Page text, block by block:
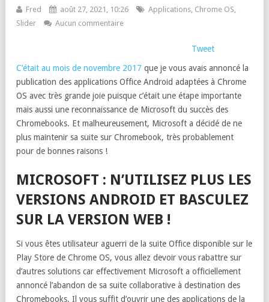
Fred août 27, 2021, 10:26 Applications, Chrome OS,
Slider
Aucun commentaire
Tweet
C’était au mois de novembre 2017 que je vous avais annoncé la
publication des applications Office Android adaptées à Chrome
OS avec très grande joie puisque c’était une étape importante
mais aussi une reconnaissance de Microsoft du succès des
Chromebooks. Et malheureusement, Microsoft a décidé de ne
plus maintenir sa suite sur Chromebook, très probablement
pour de bonnes raisons !
MICROSOFT : N’UTILISEZ PLUS LES
VERSIONS ANDROID ET BASCULEZ
SUR LA VERSION WEB !
Si vous êtes utilisateur aguerri de la suite Office disponible sur le
Play Store de Chrome OS, vous allez devoir vous rabattre sur
d’autres solutions car effectivement Microsoft a officiellement
annoncé l’abandon de sa suite collaborative à destination des
Chromebooks. Il vous suffit d’ouvrir une des applications de la